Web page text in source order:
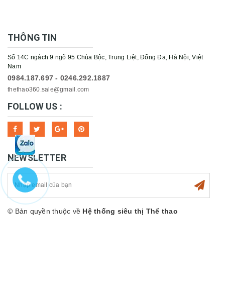
THÔNG TIN
Số 14C ngách 9 ngõ 95 Chùa Bộc, Trung Liệt, Đống Đa, Hà Nội, Việt
Nam
0984.187.697 - 0246.292.1887
thethao360.sale@gmail.com
FOLLOW US :
NEWSLETTER
© Bản quyền thuộc về Hệ thống siêu thị Thể thao